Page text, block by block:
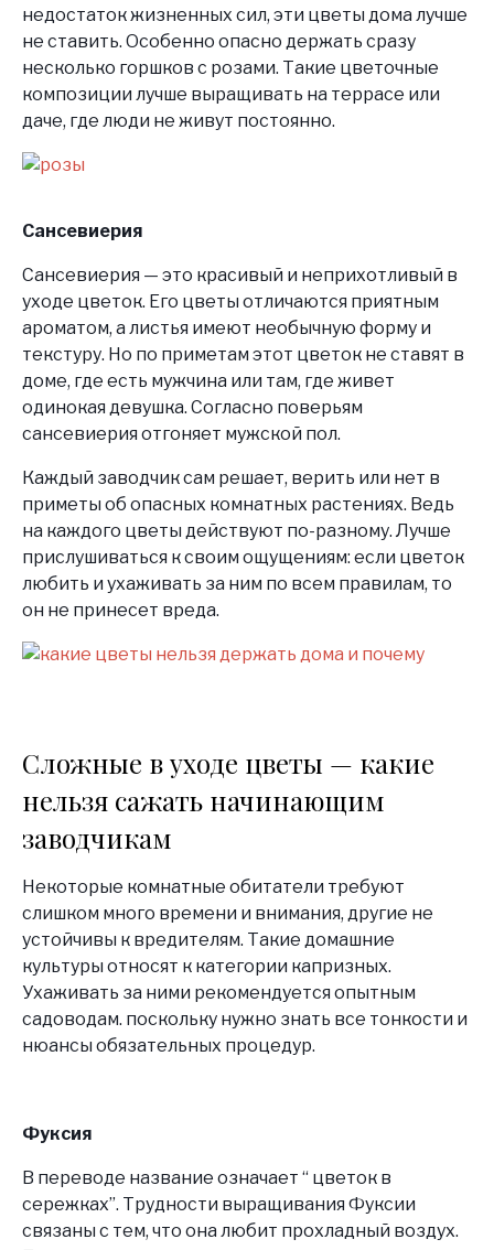
недостаток жизненных сил, эти цветы дома лучше
не ставить. Особенно опасно держать сразу
несколько горшков с розами. Такие цветочные
композиции лучше выращивать на террасе или
даче, где люди не живут постоянно.
Сансевиерия
Сансевиерия — это красивый и неприхотливый в
уходе цветок. Его цветы отличаются приятным
ароматом, а листья имеют необычную форму и
текстуру. Но по приметам этот цветок не ставят в
доме, где есть мужчина или там, где живет
одинокая девушка. Согласно поверьям
сансевиерия отгоняет мужской пол.
Каждый заводчик сам решает, верить или нет в
приметы об опасных комнатных растениях. Ведь
на каждого цветы действуют по-разному. Лучше
прислушиваться к своим ощущениям: если цветок
любить и ухаживать за ним по всем правилам, то
он не принесет вреда.
Сложные в уходе цветы — какие
нельзя сажать начинающим
заводчикам
Некоторые комнатные обитатели требуют
слишком много времени и внимания, другие не
устойчивы к вредителям. Такие домашние
культуры относят к категории капризных.
Ухаживать за ними рекомендуется опытным
садоводам. поскольку нужно знать все тонкости и
нюансы обязательных процедур.
Фуксия
В переводе название означает “ цветок в
сережках”. Трудности выращивания Фуксии
связаны с тем, что она любит прохладный воздух.